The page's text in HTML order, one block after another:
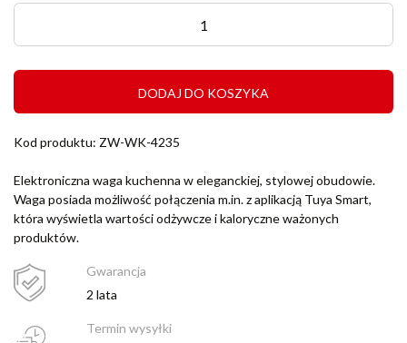
DODAJ DO KOSZYKA
Kod produktu: ZW-WK-4235
Elektroniczna waga kuchenna w eleganckiej, stylowej obudowie.
Waga posiada możliwość połączenia m.in. z aplikacją Tuya Smart,
która wyświetla wartości odżywcze i kaloryczne ważonych
produktów.
Gwarancja
2 lata
Termin wysyłki